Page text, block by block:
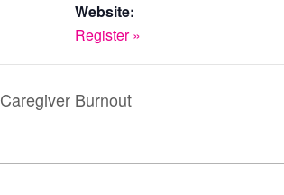
Website:
Register »
Burnout